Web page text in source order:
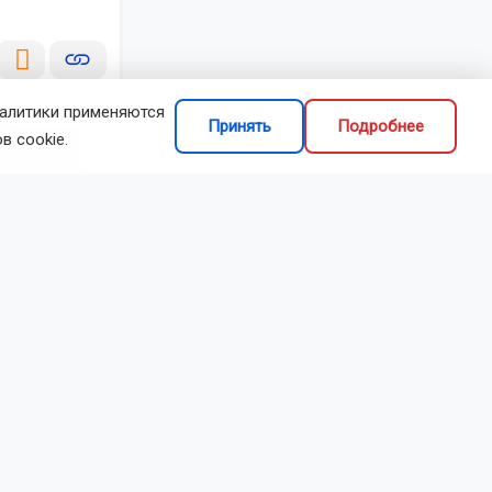
применяются
cookie.
Принять Подробнее